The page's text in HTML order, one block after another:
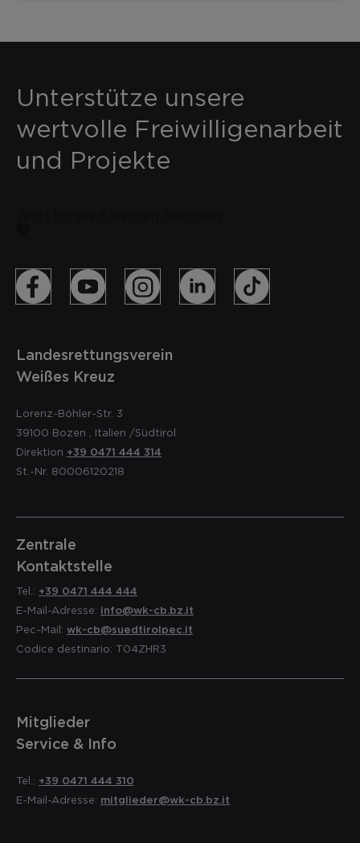
Unterstütze unsere
wertvolle Freiwilligenarbeit
und Projekte
Landesrettungsverein
Weißes Kreuz
Lorenz-Böhler-Str. 3
39100 Bozen Italien /Südtirol
Direktion +39 0471 444 314
St.-Nr. 80006120218
Zentrale
Kontaktstelle
Tel.: +39 0471 444 444
E-Mail-Adresse: info@wk-cb.bz.it
Pec-Mail: wk-cb@suedtirolpec.it
Codice destinario: T04ZHR3
Mitglieder
Service & Info
Tel.: +39 0471 444 310
E-Mail-Adresse: mitglieder@wk-cb.bz.it